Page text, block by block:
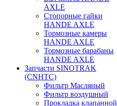
AXLE
Стопорные гайки
HANDE AXLE
Тормозные камеры
HANDE AXLE
Тормозные барабаны
HANDE AXLE
Запчасти SINOTRAK
(CNHTC)
Фильтр Масляный
Фильтр воздушный
Прокладка клапанной